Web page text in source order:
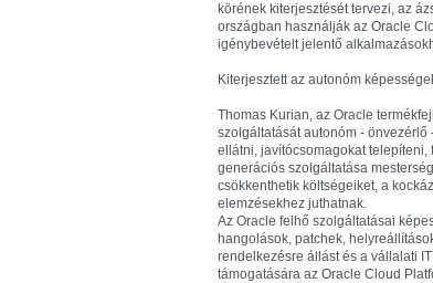
körének kiterjesztését tervezi, az
országban használják az Oracle
igénybevételt jelentő
Kiterjesztett az autonóm
Thomas Kurian, az Oracle
szolgáltatását autonóm -
ellátni, javítócsomagokat
generációs szolgáltatása
csökkenthetik költségeiket, a
elemzésekhez juthatnak.
Az Oracle felhő szolgáltatásai
hangolások, patchek,
rendelkezésre állást és a vállalati
támogatására az Oracle Cloud